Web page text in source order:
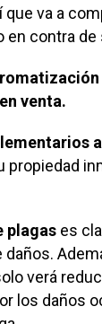
va a
en contra
venta.
propiedad
plagas es
verá
los daños